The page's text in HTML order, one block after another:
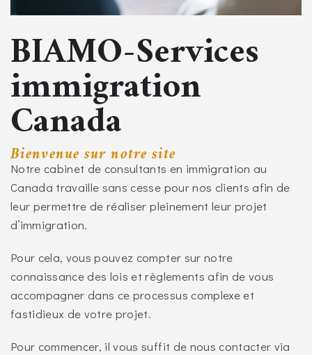
BIAMO-Services
immigration
Canada
Bienvenue sur notre site
Notre cabinet de consultants en immigration au
Canada travaille sans cesse pour nos clients afin de
leur permettre de réaliser pleinement leur projet
d’immigration.
Pour cela, vous pouvez compter sur notre
connaissance des lois et règlements afin de vous
accompagner dans ce processus complexe et
fastidieux de votre projet.
Pour commencer, il vous suffit de nous contacter via